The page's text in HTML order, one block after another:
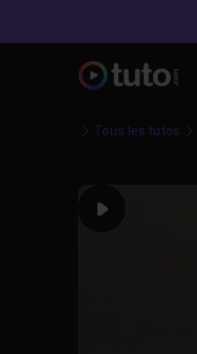
Tous les tutos
Play